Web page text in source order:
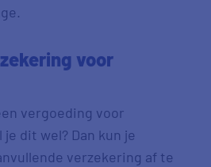
voor
vergoeding voor
dit wel? Dan kun je
verzekering af te